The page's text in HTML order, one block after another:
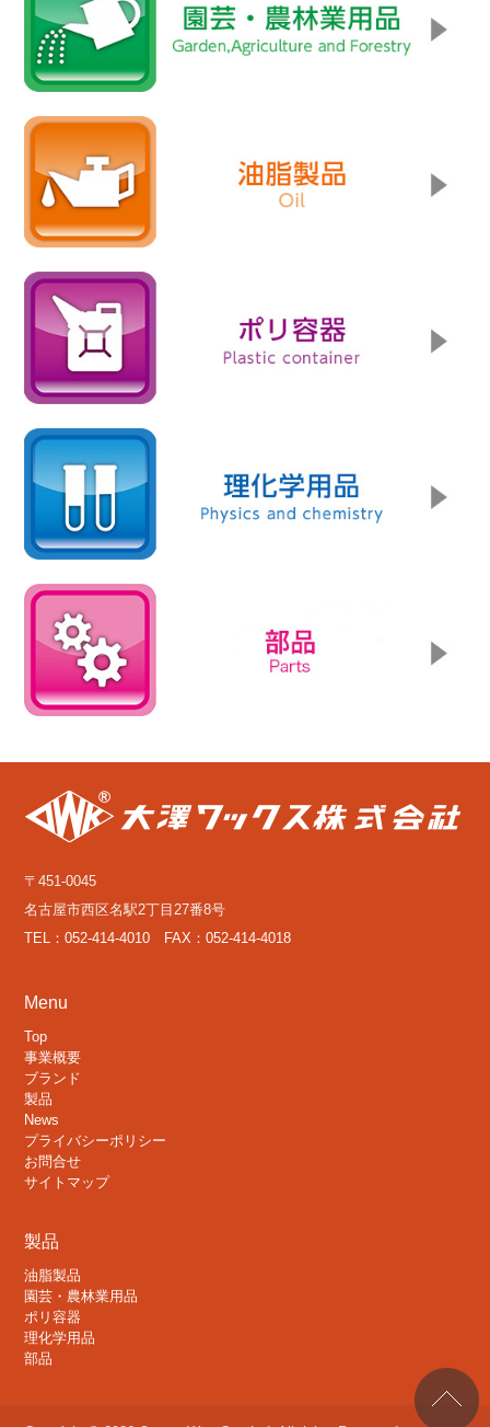
〒451-0045
名古屋市西区名駅2丁目27番8号
TEL：052-414-4010 FAX：052-414-4018
Menu
Top
事業概要
ブランド
製品
News
プライバシーポリシー
お問合せ
サイトマップ
製品
油脂製品
園芸・農林業用品
ポリ容器
理化学用品
部品